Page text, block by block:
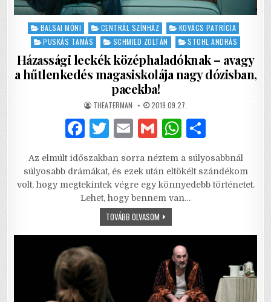
Posted
in
BALSAI MÓNI CENTRÁL SZÍNHÁZ
KOVÁCS PATRÍCIA
PUSKÁS TAMÁS
SCHMIED ZOLTÁN STOHL ANDRÁS
Házassági leckék középhaladóknak – avagy
a hűtlenkedés magasiskolája nagy dózisban,
pacekba!
AUTHOR:
THEATERMAN PUBLISHED
2019.09.27.
F
c
e
b
o
k
T
it
te
r
E
ai
l
G
ai
l
W
at
s
A
p
ar
e
Az elmúlt időszakban sorra néztem a súlyosabbnál
súlyosabb drámákat, és ezek után eltökélt szándékom
volt, hogy megtekintek végre egy könnyedebb történetet.
Lehet, hogy bennem van…
TOVÁBB OLVASOMHÁZASSÁGI
LECKÉK
KÖZÉPHALADÓKNAK
AVAGY
HŰTLENKEDÉS
MAGASISKOLÁJA
NAGY
DÓZISBAN,
PACEKBA!